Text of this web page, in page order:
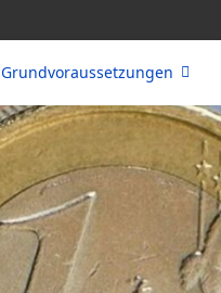
Grundvoraussetzungen